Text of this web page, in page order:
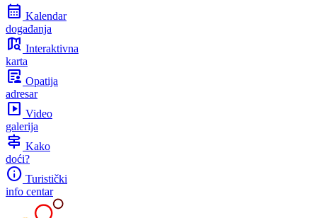
calendar_month Kalendar
događanja
map_search Interaktivna
karta
article_person Opatija
adresar
slideshow Video
galerija
signpost Kako
doći?
info Turistički
info centar